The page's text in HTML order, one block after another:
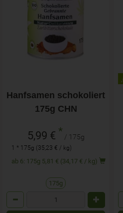
Hanfsamen schokoliert
175g CHN
5,99 € * / 175g
1 * 175g (35,23 € / kg)
ab 6: 175g 5,81 € (34,17 € / kg)
175g